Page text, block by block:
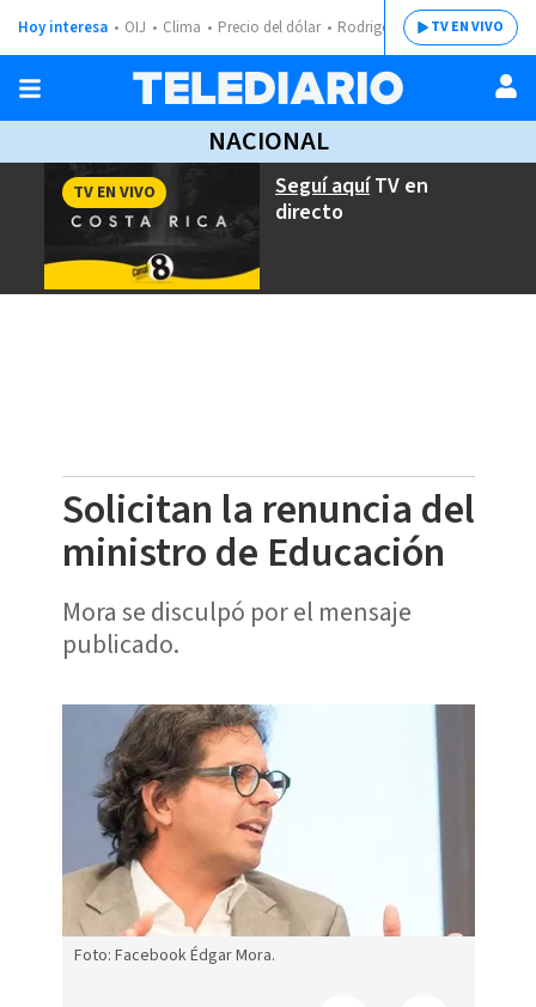
Hoy interesa OIJ Clima Precio del dólar Rodrigo ChavesTV EN VIVO
NACIONAL
Seguí aquíTV en
directo
TV EN VIVO
Solicitan la renuncia del
ministro de Educación
Mora se disculpó por el mensaje
publicado.
Foto: Facebook Édgar Mora.